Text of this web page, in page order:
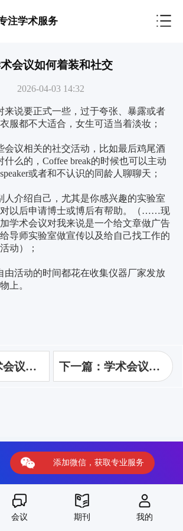
注学术服务
会议如何着装和社交
2026-04-03 14:32
来说要正式一些，过于夸张、暴露或者
服都不大适合，女生可适当着淡妆；
会议相关的社交活动，比如最后鸡尾酒
什么的，Coffee break的时候也可以主动
或者和不认识的同龄人聊聊天；
人介绍自己，尤其是你感兴趣的实验室
以后申请博士或博后有帮助。（……现
学术会议对我来说是一个给文章做广告
导师实验室做宣传以及给自己找工作的
动）；
由活动的时间都花在收集仪器厂家发放
上。
上一篇：学术会议参会投稿全流程 下一篇：学术会议如何有效参会
会议 期刊 我的
添加微信，获取专业服务